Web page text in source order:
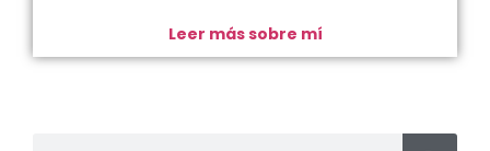
Leer más sobre mí